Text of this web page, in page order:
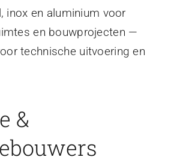
inox en aluminium voor
en bouwprojecten —
technische uitvoering en
&